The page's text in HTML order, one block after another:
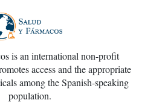
is an international non-profit
access and the appropriate
among the Spanish-speaking
population.